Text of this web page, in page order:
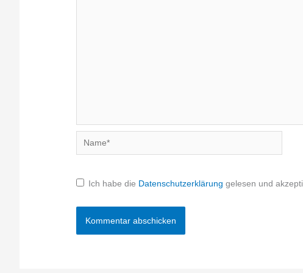
Name*
Ich habe die Datenschutzerklärunggelesen und